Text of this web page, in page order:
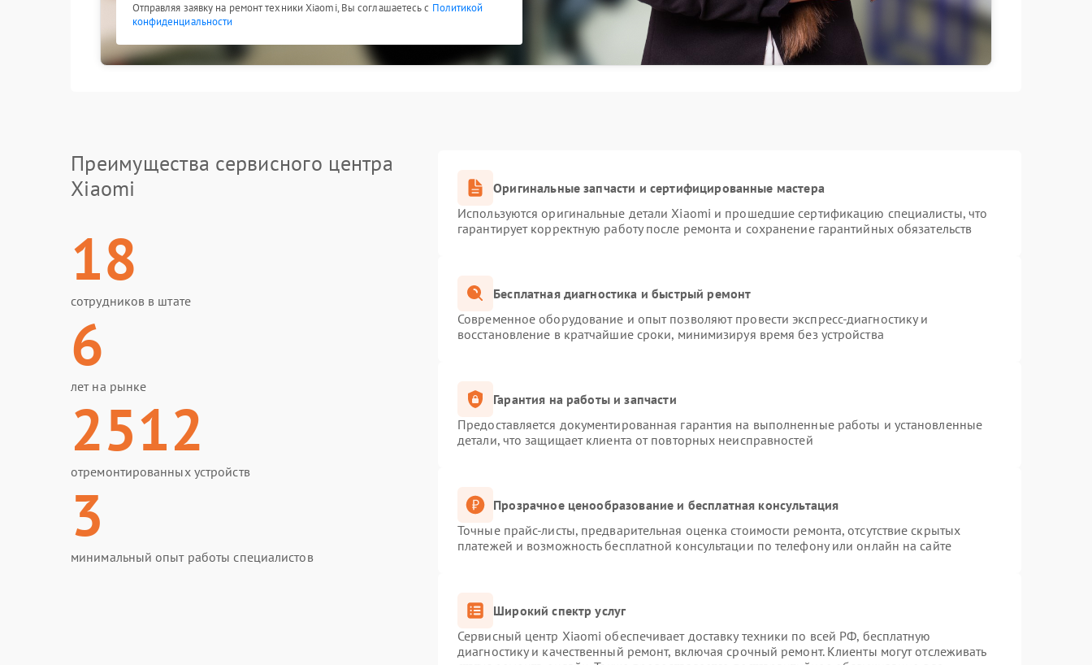
Отправляя заявку на ремонт техники Xiaomi, Вы соглашаетесь с Политикой
конфиденциальности
Преимущества сервисного центра
Xiaomi
18
сотрудников в штате
6
лет на рынке
2512
отремонтированных устройств
3
минимальный опыт работы специалистов
Оригинальные запчасти и сертифицированные мастера
Используются оригинальные детали Xiaomi и прошедшие сертификацию специалисты, что
гарантирует корректную работу после ремонта и сохранение гарантийных обязательств
Бесплатная диагностика и быстрый ремонт
Современное оборудование и опыт позволяют провести экспресс-диагностику и
восстановление в кратчайшие сроки, минимизируя время без устройства
Гарантия на работы и запчасти
Предоставляется документированная гарантия на выполненные работы и установленные
детали, что защищает клиента от повторных неисправностей
Прозрачное ценообразование и бесплатная консультация
Точные прайс-листы, предварительная оценка стоимости ремонта, отсутствие скрытых
платежей и возможность бесплатной консультации по телефону или онлайн на сайте
Широкий спектр услуг
Сервисный центр Xiaomi обеспечивает доставку техники по всей РФ, бесплатную
диагностику и качественный ремонт, включая срочный ремонт. Клиенты могут отслеживать